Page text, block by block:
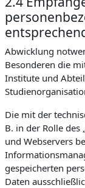
Abwicklung
Besonderen die
Institute und
Die mit der
B. in der Rolle des
und Webservers
gespeicherten
Daten